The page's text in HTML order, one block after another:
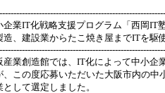
企業IT化戦略支援プログラム「西岡IT
造、建設業からたこ焼き屋までITを駆
産業創造館では、IT化によって中小企
、この度応募いただいた大阪市内の
として選定しました。